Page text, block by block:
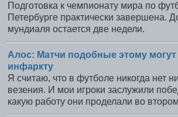
Подготовка к чемпионату мира по
Петербурге практически завершена.
мундиаля остается две недели.
Алос: Матчи подобные этому могут
инфаркту
Я считаю, что в футболе никогда нет
везения. И мои игроки заслужили
какую работу они проделали во